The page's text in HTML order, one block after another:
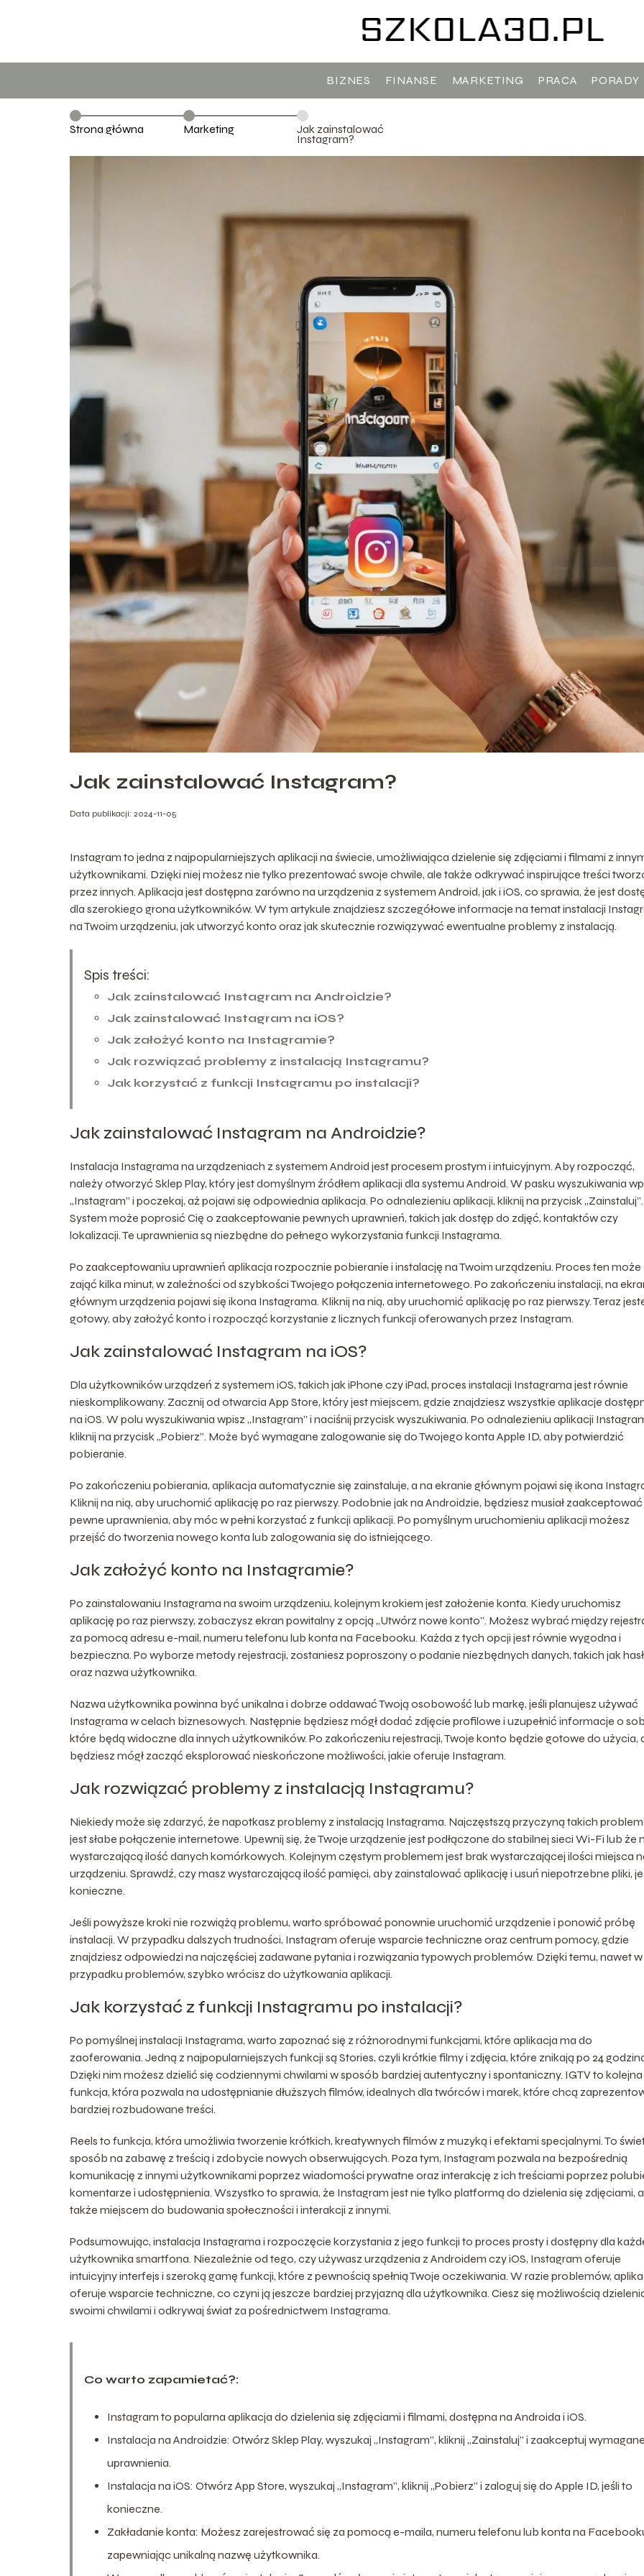
BIZNES FINANSE MARKETING PRACA PORADY
Strona główna Marketing Jak zainstalować
Instagram?
Jak zainstalować Instagram?
Data publikacji: 2024-11-05
Instagram to jedna z najpopularniejszych aplikacji na świecie, umożliwiająca dzielenie się zdjęciami i filmami z
użytkownikami. Dzięki niej możesz nie tylko prezentować swoje chwile, ale także odkrywać inspirujące treści
przez innych. Aplikacja jest dostępna zarówno na urządzenia z systemem Android, jak i iOS, co sprawia, że jest
dla szerokiego grona użytkowników. W tym artykule znajdziesz szczegółowe informacje na temat instalacji
na Twoim urządzeniu, jak utworzyć konto oraz jak skutecznie rozwiązywać ewentualne problemy z instalacją.
Spis treści:
Jak zainstalować Instagram na Androidzie?
Jak zainstalować Instagram na iOS?
Jak założyć konto na Instagramie?
Jak rozwiązać problemy z instalacją Instagramu?
Jak korzystać z funkcji Instagramu po instalacji?
Jak zainstalować Instagram na Androidzie?
Instalacja Instagrama na urządzeniach z systemem Android jest procesem prostym i intuicyjnym. Aby rozpocząć,
należy otworzyć Sklep Play, który jest domyślnym źródłem aplikacji dla systemu Android. W pasku wyszukiwania
„Instagram” i poczekaj, aż pojawi się odpowiednia aplikacja. Po odnalezieniu aplikacji, kliknij na przycisk „Zainstaluj”.
System może poprosić Cię o zaakceptowanie pewnych uprawnień, takich jak dostęp do zdjęć, kontaktów czy
lokalizacji. Te uprawnienia są niezbędne do pełnego wykorzystania funkcji Instagrama.
Po zaakceptowaniu uprawnień aplikacja rozpocznie pobieranie i instalację na Twoim urządzeniu. Proces ten może
zająć kilka minut, w zależności od szybkości Twojego połączenia internetowego. Po zakończeniu instalacji, na
głównym urządzenia pojawi się ikona Instagrama. Kliknij na nią, aby uruchomić aplikację po raz pierwszy. Teraz
gotowy, aby założyć konto i rozpocząć korzystanie z licznych funkcji oferowanych przez Instagram.
Jak zainstalować Instagram na iOS?
Dla użytkowników urządzeń z systemem iOS, takich jak iPhone czy iPad, proces instalacji Instagrama jest równie
nieskomplikowany. Zacznij od otwarcia App Store, który jest miejscem, gdzie znajdziesz wszystkie aplikacje
na iOS. W polu wyszukiwania wpisz „Instagram” i naciśnij przycisk wyszukiwania. Po odnalezieniu aplikacji
kliknij na przycisk „Pobierz”. Może być wymagane zalogowanie się do Twojego konta Apple ID, aby potwierdzić
pobieranie.
Po zakończeniu pobierania, aplikacja automatycznie się zainstaluje, a na ekranie głównym pojawi się ikona
Kliknij na nią, aby uruchomić aplikację po raz pierwszy. Podobnie jak na Androidzie, będziesz musiał zaakceptować
pewne uprawnienia, aby móc w pełni korzystać z funkcji aplikacji. Po pomyślnym uruchomieniu aplikacji możesz
przejść do tworzenia nowego konta lub zalogowania się do istniejącego.
Jak założyć konto na Instagramie?
Po zainstalowaniu Instagrama na swoim urządzeniu, kolejnym krokiem jest założenie konta. Kiedy uruchomisz
aplikację po raz pierwszy, zobaczysz ekran powitalny z opcją „Utwórz nowe konto”. Możesz wybrać między
za pomocą adresu e-mail, numeru telefonu lub konta na Facebooku. Każda z tych opcji jest równie wygodna i
bezpieczna. Po wyborze metody rejestracji, zostaniesz poproszony o podanie niezbędnych danych, takich jak
oraz nazwa użytkownika.
Nazwa użytkownika powinna być unikalna i dobrze oddawać Twoją osobowość lub markę, jeśli planujesz używać
Instagrama w celach biznesowych. Następnie będziesz mógł dodać zdjęcie profilowe i uzupełnić informacje o
które będą widoczne dla innych użytkowników. Po zakończeniu rejestracji, Twoje konto będzie gotowe do użycia,
będziesz mógł zacząć eksplorować nieskończone możliwości, jakie oferuje Instagram.
Jak rozwiązać problemy z instalacją Instagramu?
Niekiedy może się zdarzyć, że napotkasz problemy z instalacją Instagrama. Najczęstszą przyczyną takich
jest słabe połączenie internetowe. Upewnij się, że Twoje urządzenie jest podłączone do stabilnej sieci Wi-Fi lub że
wystarczającą ilość danych komórkowych. Kolejnym częstym problemem jest brak wystarczającej ilości miejsca
urządzeniu. Sprawdź, czy masz wystarczającą ilość pamięci, aby zainstalować aplikację i usuń niepotrzebne pliki,
konieczne.
Jeśli powyższe kroki nie rozwiążą problemu, warto spróbować ponownie uruchomić urządzenie i ponowić próbę
instalacji. W przypadku dalszych trudności, Instagram oferuje wsparcie techniczne oraz centrum pomocy, gdzie
znajdziesz odpowiedzi na najczęściej zadawane pytania i rozwiązania typowych problemów. Dzięki temu, nawet w
przypadku problemów, szybko wrócisz do użytkowania aplikacji.
Jak korzystać z funkcji Instagramu po instalacji?
Po pomyślnej instalacji Instagrama, warto zapoznać się z różnorodnymi funkcjami, które aplikacja ma do
zaoferowania. Jedną z najpopularniejszych funkcji są Stories, czyli krótkie filmy i zdjęcia, które znikają po 24
Dzięki nim możesz dzielić się codziennymi chwilami w sposób bardziej autentyczny i spontaniczny. IGTV to kolejna
funkcja, która pozwala na udostępnianie dłuższych filmów, idealnych dla twórców i marek, które chcą
bardziej rozbudowane treści.
Reels to funkcja, która umożliwia tworzenie krótkich, kreatywnych filmów z muzyką i efektami specjalnymi. To
sposób na zabawę z treścią i zdobycie nowych obserwujących. Poza tym, Instagram pozwala na bezpośrednią
komunikację z innymi użytkownikami poprzez wiadomości prywatne oraz interakcję z ich treściami poprzez
komentarze i udostępnienia. Wszystko to sprawia, że Instagram jest nie tylko platformą do dzielenia się zdjęciami,
także miejscem do budowania społeczności i interakcji z innymi.
Podsumowując, instalacja Instagrama i rozpoczęcie korzystania z jego funkcji to proces prosty i dostępny dla
użytkownika smartfona. Niezależnie od tego, czy używasz urządzenia z Androidem czy iOS, Instagram oferuje
intuicyjny interfejs i szeroką gamę funkcji, które z pewnością spełnią Twoje oczekiwania. W razie problemów,
oferuje wsparcie techniczne, co czyni ją jeszcze bardziej przyjazną dla użytkownika. Ciesz się możliwością
swoimi chwilami i odkrywaj świat za pośrednictwem Instagrama.
Co warto zapamietać?:
Instagram to popularna aplikacja do dzielenia się zdjęciami i filmami, dostępna na Androida i iOS.
Instalacja na Androidzie: Otwórz Sklep Play, wyszukaj „Instagram”, kliknij „Zainstaluj” i zaakceptuj wymagane
uprawnienia.
Instalacja na iOS: Otwórz App Store, wyszukaj „Instagram”, kliknij „Pobierz” i zaloguj się do Apple ID, jeśli to
konieczne.
Zakładanie konta: Możesz zarejestrować się za pomocą e-maila, numeru telefonu lub konta na
zapewniając unikalną nazwę użytkownika.